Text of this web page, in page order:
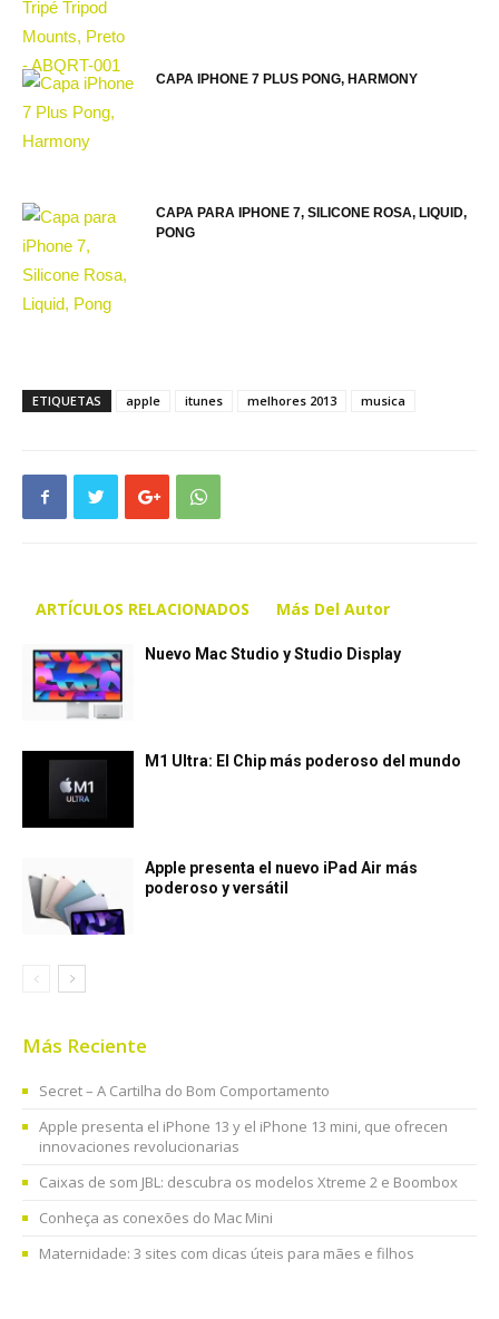
CAPA IPHONE 7 PLUS PONG, HARMONY
CAPA PARA IPHONE 7, SILICONE ROSA, LIQUID,
PONG
ETIQUETAS apple itunes melhores 2013 musica
ARTÍCULOS RELACIONADOS Más Del Autor
Nuevo Mac Studio y Studio Display
M1 Ultra: El Chip más poderoso del mundo
Apple presenta el nuevo iPad Air más
poderoso y versátil
Más Reciente
Secret – A Cartilha do Bom Comportamento
Apple presenta el iPhone 13 y el iPhone 13 mini, que ofrecen
innovaciones revolucionarias
Caixas de som JBL: descubra os modelos Xtreme 2 e Boombox
Conheça as conexões do Mac Mini
Maternidade: 3 sites com dicas úteis para mães e filhos